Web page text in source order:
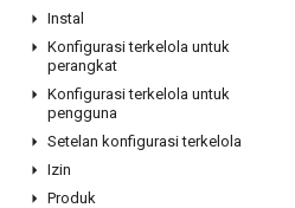
Instal
Konfigurasi terkelola untuk
perangkat
Konfigurasi terkelola untuk
pengguna
Setelan konfigurasi terkelola
Izin
Produk